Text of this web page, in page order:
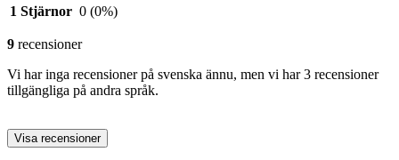
1 Stjärnor 0 (0%)
9 recensioner
Vi har inga recensioner på svenska ännu, men vi har 3 recensioner
tillgängliga på andra språk.
Visa recensioner